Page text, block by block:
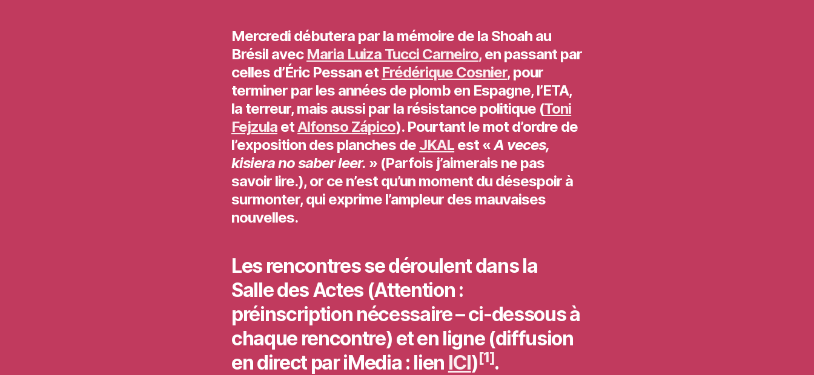
Mercredi débutera par la mémoire de la Shoah au
Brésil avec Maria Luiza Tucci Carneiro, en passant par
celles d’Éric Pessan et Frédérique Cosnier, pour
terminer par les années de plomb en Espagne, l’ETA,
la terreur, mais aussi par la résistance politique (Toni
Fejzula etAlfonso Zápico). Pourtant le mot d’ordre de
l’exposition des planches de JKAL est «A veces,
kisiera no saber leer. » (Parfois j’aimerais ne pas
savoir lire.), or ce n’est qu’un moment du désespoir à
surmonter, qui exprime l’ampleur des mauvaises
nouvelles.
Les rencontres se déroulent dans la
Salle des Actes (Attention :
préinscription nécessaire– ci-dessous à
chaque rencontre) eten ligne (diffusion
en direct par iMedia : lien ICI)[1].